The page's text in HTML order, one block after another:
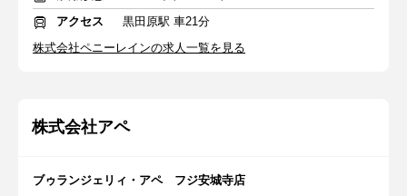
アクセス
黒田原駅 車21分
株式会社ペニーレインの求人一覧を見る
株式会社アペ
ブゥランジェリィ・アペ フジ安城寺店